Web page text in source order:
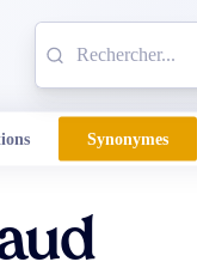
Synonymes